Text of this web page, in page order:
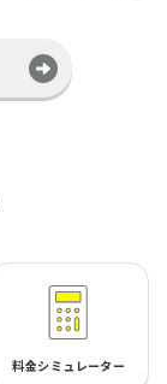
料金シミュレーター